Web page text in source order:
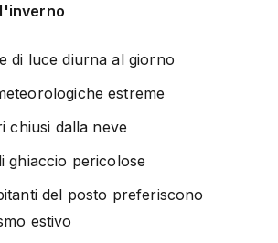
di luce diurna al giorno
estreme
chiusi dalla neve
ghiaccio pericolose
del posto preferiscono
estivo